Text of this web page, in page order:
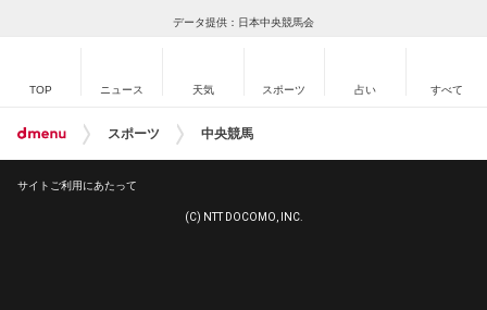
データ提供：日本中央競馬会
TOP ニュース 天気 スポーツ 占い すべて
スポーツ 中央競馬
サイトご利用にあたって
(C) NTT DOCOMO, INC.